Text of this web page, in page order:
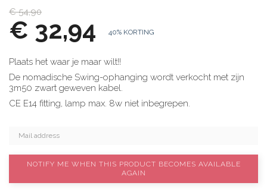
€ 54,90
€ 32,94 40% KORTING
Plaats het waar je maar wilt!!
De nomadische Swing-ophanging wordt verkocht met zijn
3m50 zwart geweven kabel.
CE E14 fitting, lamp max. 8w niet inbegrepen.
NOTIFY ME WHEN THIS PRODUCT BECOMES AVAILABLE
AGAIN